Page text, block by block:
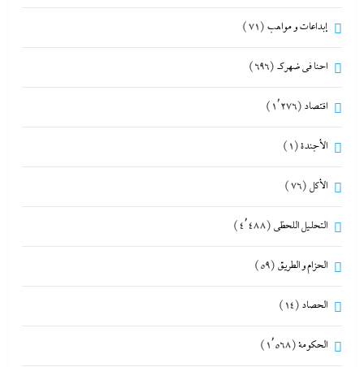
إبداعات و مواهب (71)
احنا في ضهرك (696)
اقتصاد (1٬276)
الأجندة(1)
الأكل (76)
التحليل اللحظي (4٬488)
الحزام و الطريق (59)
الحصاد (14)
الحكومة(1٬568)